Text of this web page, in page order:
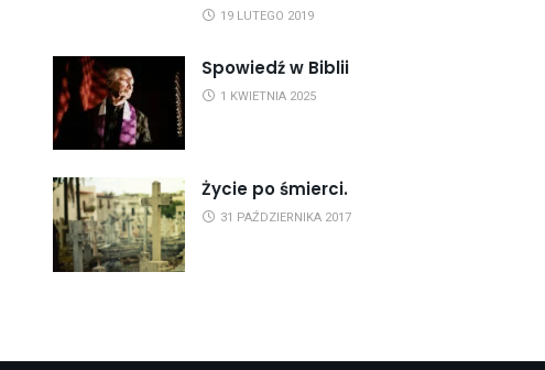
19 LUTEGO 2019
Spowiedź w Biblii
1 KWIETNIA 2025
Życie po śmierci.
31 PAŹDZIERNIKA 2017